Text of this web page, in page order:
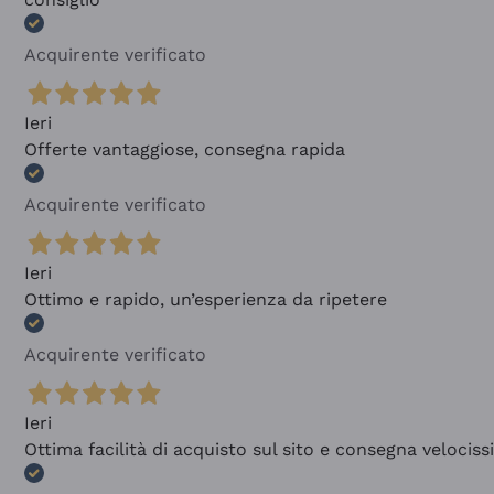
Acquirente verificato
Ieri
Offerte vantaggiose, consegna rapida
Acquirente verificato
Ieri
Ottimo e rapido, un’esperienza da ripetere
Acquirente verificato
Ieri
Ottima facilità di acquisto sul sito e consegna